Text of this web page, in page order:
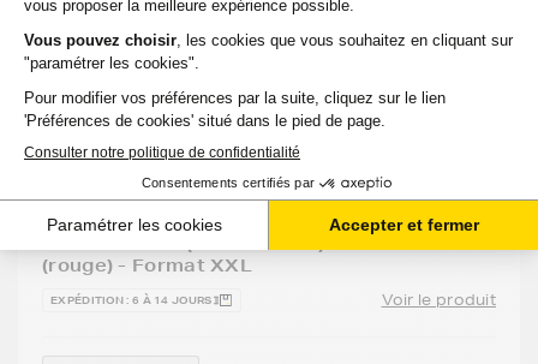
GENERIQUE
Cartouche d'encre générique équivalent à
(rouge) - Format XXL
EXPÉDITION : 6 À 14 JOURS Voir le produit